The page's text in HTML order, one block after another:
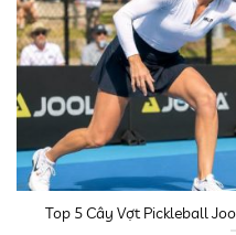
Top 5 Cây Vợt Pickleball